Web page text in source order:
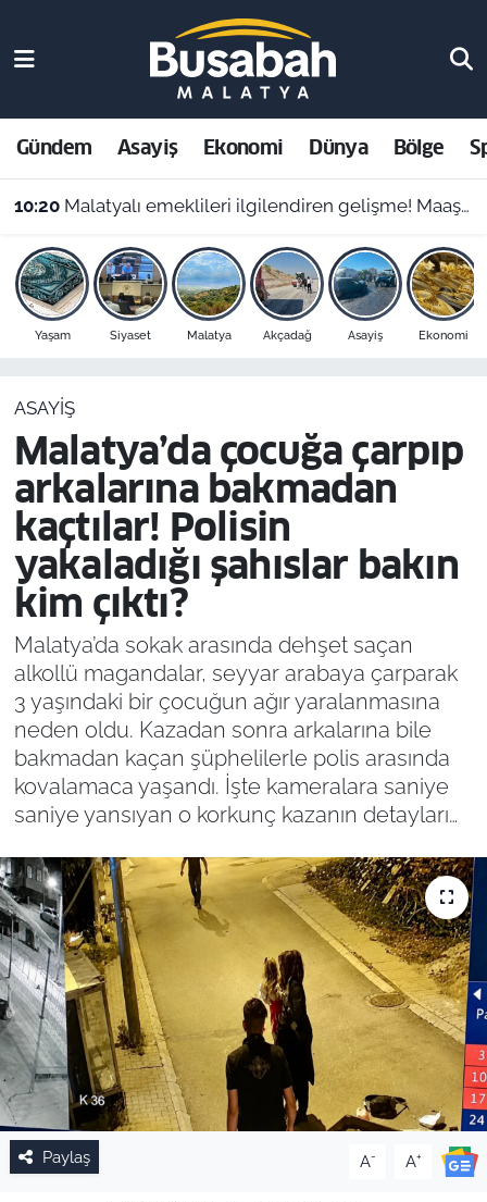
Gündem Asayiş Ekonomi Dünya Bölge
10:20 Malatyalı emeklileri ilgilendiren gelişme! Maaş kesintilerine itiraz hakkı başladı
Yaşam Siyaset Malatya Akçadağ Asayiş Ekonomi
ASAYIŞ
Malatya’da çocuğa çarpıp
arkalarına bakmadan
kaçtılar! Polisin
yakaladığı şahıslar bakın
kim çıktı?
Malatya’da sokak arasında dehşet saçan
alkollü magandalar, seyyar arabaya çarparak
3 yaşındaki bir çocuğun ağır yaralanmasına
neden oldu. Kazadan sonra arkalarına bile
bakmadan kaçan şüphelilerle polis arasında
kovalamaca yaşandı. İşte kameralara saniye
saniye yansıyan o korkunç kazanın detayları…
Paylaş A- A+
Asayiş
Ekonomi
Dünya
Bölge
Resmi İlanlar
Malatya Nöbetçi Eczaneler
Malatya Hava Durumu
Malatya Namaz Vakitleri
Malatya Trafik Yoğunluk Haritası
Süper Lig Puan Durumu ve Fikstür
Son Dakika Haberleri
Haber Arşivi